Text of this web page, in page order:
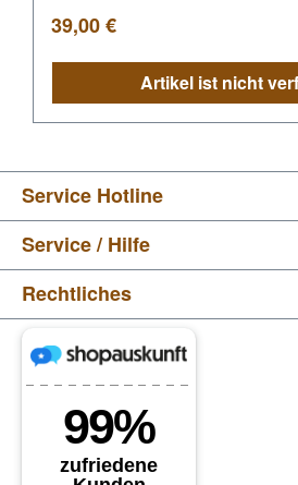
Regulärer Preis:
39,00 €
Artikel ist nicht
Service Hotline
Service / Hilfe
Rechtliches